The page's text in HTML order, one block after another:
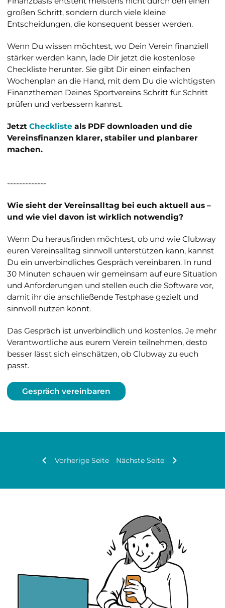
großen Schritt, sondern durch viele kleine
Entscheidungen, die konsequent besser werden.
Wenn Du wissen möchtest, wo Dein Verein finanziell
stärker werden kann, lade Dir jetzt die kostenlose
Checkliste herunter. Sie gibt Dir einen einfachen
Wochenplan an die Hand, mit dem Du die wichtigsten
Finanzthemen Deines Sportvereins Schritt für Schritt
prüfen und verbessern kannst.
Jetzt Checkliste als PDF downloaden und die
Vereinsfinanzen klarer, stabiler und planbarer
machen.
-------------
Wie sieht der Vereinsalltag bei euch aktuell aus –
und wie viel davon ist wirklich notwendig?
Wenn Du herausfinden möchtest, ob und wie Clubway
euren Vereinsalltag sinnvoll unterstützen kann, kannst
Du ein unverbindliches Gespräch vereinbaren. In rund
30 Minuten schauen wir gemeinsam auf eure Situation
und Anforderungen und stellen euch die Software vor,
damit ihr die anschließende Testphase gezielt und
sinnvoll nutzen könnt.
Das Gespräch ist unverbindlich und kostenlos. Je mehr
Verantwortliche aus eurem Verein teilnehmen, desto
besser lässt sich einschätzen, ob Clubway zu euch
passt.
Gespräch vereinbaren
Vorherige Seite Nächste Seite